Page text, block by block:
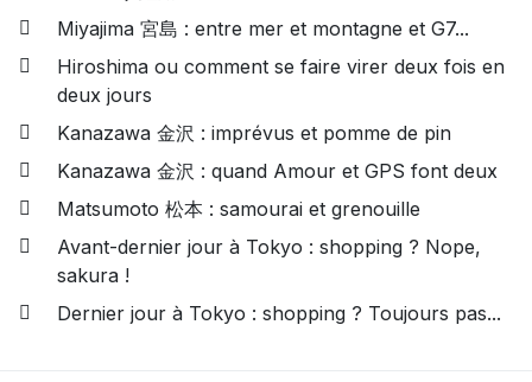
Miyajima 宮島 : entre mer et montagne et G7...
Hiroshima ou comment se faire virer deux fois en
deux jours
Kanazawa 金沢 : imprévus et pomme de pin
Kanazawa 金沢 : quand Amour et GPS font deux
Matsumoto 松本 : samourai et grenouille
Avant-dernier jour à Tokyo : shopping ? Nope,
sakura !
Dernier jour à Tokyo : shopping ? Toujours pas...